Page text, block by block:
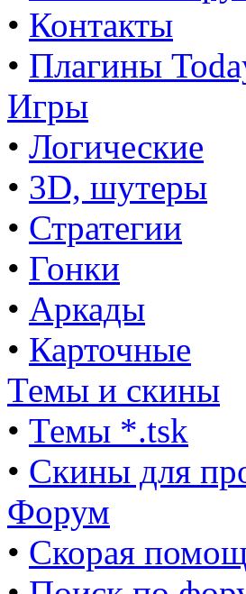
• Контакты
• Плагины
Игры
• Логические
• 3D, шутеры
• Стратегии
• Гонки
• Аркады
• Карточные
Темы и скины
• Темы *.tsk
• Скины для
Форум
• Скорая